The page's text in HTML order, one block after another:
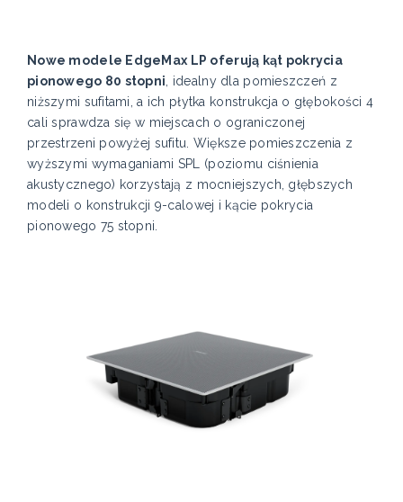
Nowe modele EdgeMax LP oferują kąt pokrycia
pionowego 80 stopni , idealny dla pomieszczeń z
niższymi sufitami, a ich płytka konstrukcja o głębokości 4
cali sprawdza się w miejscach o ograniczonej
przestrzeni powyżej sufitu. Większe pomieszczenia z
wyższymi wymaganiami SPL (poziomu ciśnienia
akustycznego) korzystają z mocniejszych, głębszych
modeli o konstrukcji 9-calowej i kącie pokrycia
pionowego 75 stopni.